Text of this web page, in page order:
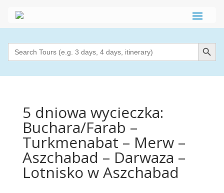
Search
for:
Search Button
5 dniowa wycieczka:
Buchara/Farab –
Turkmenabat – Merw –
Aszchabad – Darwaza –
Lotnisko w Aszchabad